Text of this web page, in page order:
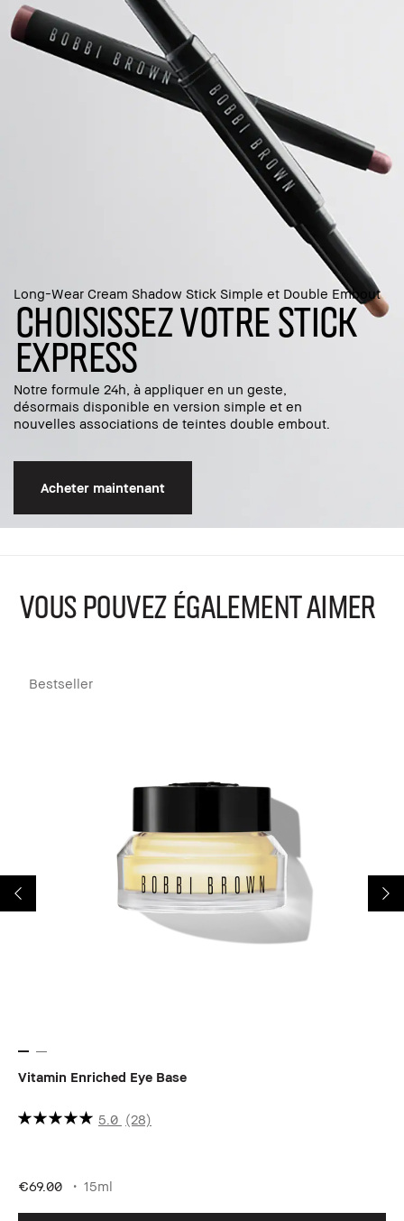
Long-Wear Cream Shadow Stick Simple et Double Embout
CHOISISSEZ VOTRE STICK
EXPRESS
Notre formule 24h, à appliquer en un geste,
désormais disponible en version simple et en
nouvelles associations de teintes double embout.
Acheter maintenant
VOUS POUVEZ ÉGALEMENT AIMER
Bestseller
Vitamin Enriched Eye Base
5.0 (28)
€69.00 15ml